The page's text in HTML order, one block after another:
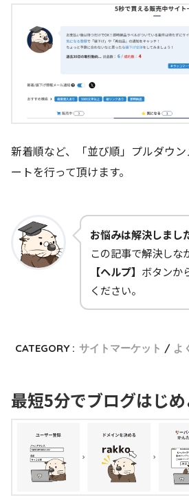
新着順など、「並び順」プルダウ
ートを行って頂けます。
お悩みは解決しまし
この記事で解決しな
【ヘルプ】 ボタンか
ください。
CATEGORY : サイトマーケット よ
最短5分でブログはじめ